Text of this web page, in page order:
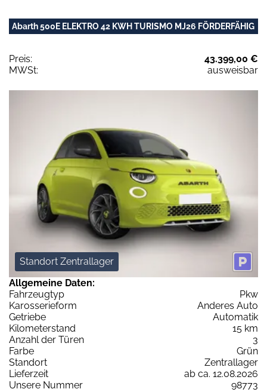
Abarth 500E ELEKTRO 42 KWH TURISMO MJ26 FÖRDERFÄHIG
Preis:
43.399,00 €
MWSt:
ausweisbar
Standort Zentrallager
Allgemeine Daten:
Fahrzeugtyp
Pkw
Karosserieform
Anderes Auto
Getriebe
Automatik
Kilometerstand
15 km
Anzahl der Türen
3
Farbe
Grün
Standort
Zentrallager
Lieferzeit
ab ca. 12.08.2026
Unsere Nummer
98773